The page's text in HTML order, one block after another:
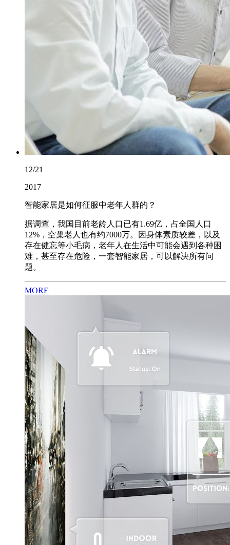
12/21
2017
智能家居是如何征服中老年人群的？
据调查，我国目前老龄人口已有1.69亿，占全国人口
12%，空巢老人也有约7000万。因身体素质较差，以及
存在健忘等小毛病，老年人在生活中可能会遇到各种困
难，甚至存在危险，一套智能家居，可以解决所有问
题。
MORE